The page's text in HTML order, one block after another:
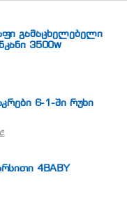
გამაცხელებელი
3500w
6-1-ში რუხი
4BABY